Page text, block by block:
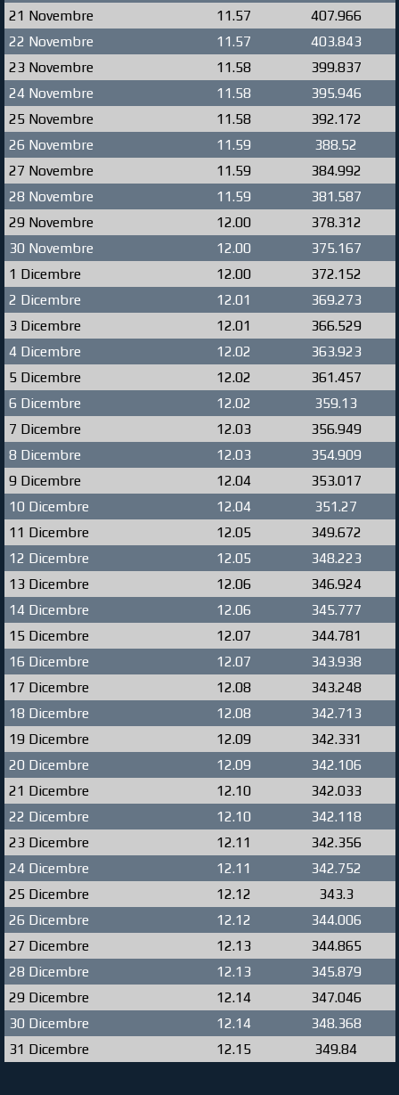
21 Novembre
11.57
407.966
22 Novembre
11.57
403.843
23 Novembre
11.58
399.837
24 Novembre
11.58
395.946
25 Novembre
11.58
392.172
26 Novembre
11.59
388.52
27 Novembre
11.59
384.992
28 Novembre
11.59
381.587
29 Novembre
12.00
378.312
30 Novembre
12.00
375.167
1 Dicembre
12.00
372.152
2 Dicembre
12.01
369.273
3 Dicembre
12.01
366.529
4 Dicembre
12.02
363.923
5 Dicembre
12.02
361.457
6 Dicembre
12.02
359.13
7 Dicembre
12.03
356.949
8 Dicembre
12.03
354.909
9 Dicembre
12.04
353.017
10 Dicembre
12.04
351.27
11 Dicembre
12.05
349.672
12 Dicembre
12.05
348.223
13 Dicembre
12.06
346.924
14 Dicembre
12.06
345.777
15 Dicembre
12.07
344.781
16 Dicembre
12.07
343.938
17 Dicembre
12.08
343.248
18 Dicembre
12.08
342.713
19 Dicembre
12.09
342.331
20 Dicembre
12.09
342.106
21 Dicembre
12.10
342.033
22 Dicembre
12.10
342.118
23 Dicembre
12.11
342.356
24 Dicembre
12.11
342.752
25 Dicembre
12.12
343.3
26 Dicembre
12.12
344.006
27 Dicembre
12.13
344.865
28 Dicembre
12.13
345.879
29 Dicembre
12.14
347.046
30 Dicembre
12.14
348.368
31 Dicembre
12.15 349.84